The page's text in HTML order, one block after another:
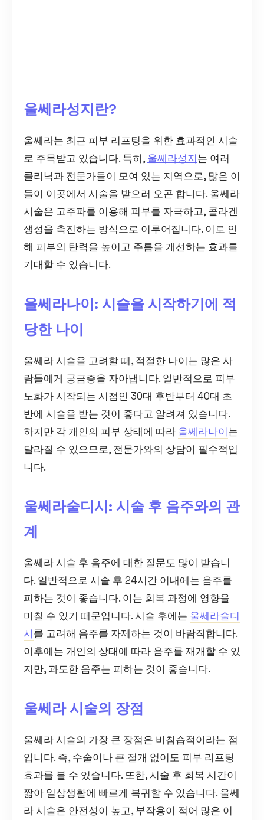
울쎄라성지란?
울쎄라는 최근 피부 리프팅을 위한 효과적인 시술
로 주목받고 있습니다. 특히, 울쎄라성지는 여러
클리닉과 전문가들이 모여 있는 지역으로, 많은 이
들이 이곳에서 시술을 받으러 오곤 합니다. 울쎄라
시술은 고주파를 이용해 피부를 자극하고, 콜라겐
생성을 촉진하는 방식으로 이루어집니다. 이로 인
해 피부의 탄력을 높이고 주름을 개선하는 효과를
기대할 수 있습니다.
울쎄라나이: 시술을 시작하기에 적
당한 나이
울쎄라 시술을 고려할 때, 적절한 나이는 많은 사
람들에게 궁금증을 자아냅니다. 일반적으로 피부
노화가 시작되는 시점인 30대 후반부터 40대 초
반에 시술을 받는 것이 좋다고 알려져 있습니다.
하지만 각 개인의 피부 상태에 따라 울쎄라나이는
달라질 수 있으므로, 전문가와의 상담이 필수적입
니다.
울쎄라술디시: 시술 후 음주와의 관
계
울쎄라 시술 후 음주에 대한 질문도 많이 받습니
다. 일반적으로 시술 후 24시간 이내에는 음주를
피하는 것이 좋습니다. 이는 회복 과정에 영향을
미칠 수 있기 때문입니다. 시술 후에는 울쎄라술디
시를 고려해 음주를 자제하는 것이 바람직합니다.
이후에는 개인의 상태에 따라 음주를 재개할 수 있
지만, 과도한 음주는 피하는 것이 좋습니다.
울쎄라 시술의 장점
울쎄라 시술의 가장 큰 장점은 비침습적이라는 점
입니다. 즉, 수술이나 큰 절개 없이도 피부 리프팅
효과를 볼 수 있습니다. 또한, 시술 후 회복 시간이
짧아 일상생활에 빠르게 복귀할 수 있습니다. 울쎄
라 시술은 안전성이 높고, 부작용이 적어 많은 이